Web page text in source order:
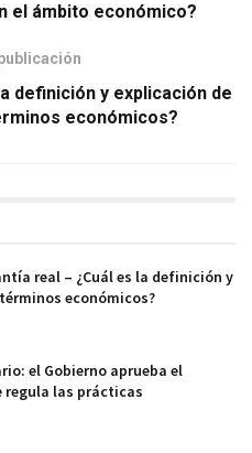
el ámbito económico?
definición y explicación de
económicos?
real – ¿Cuál es la definición y
económicos?
el Gobierno aprueba el
regula las prácticas